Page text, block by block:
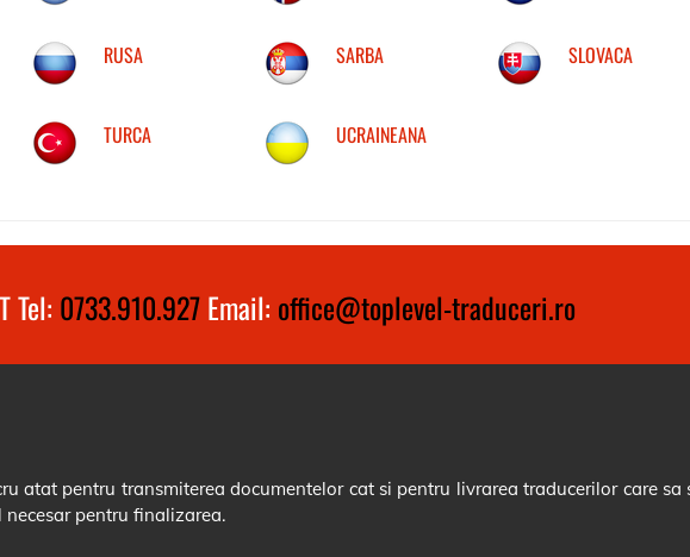
RUSA SARBA SLOVACA
TURCA UCRAINEANA
Tel: 0733.910.927Email: office@toplevel-traduceri.ro
atat pentru transmiterea documentelor cat si pentru livrarea traducerilor care sa
pentru finalizarea.